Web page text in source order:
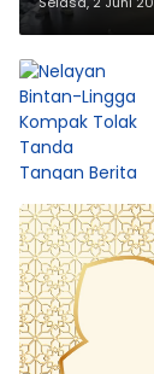
Poto